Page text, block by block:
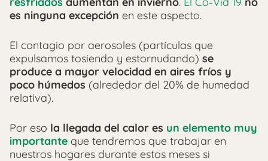
es ninguna excepción en este aspecto.
El contagio por aerosoles (partículas que
expulsamos tosiendo y estornudando) se
produce a mayor velocidad en aires fríos y
poco húmedos (alrededor del 20% de humedad
relativa).
Por eso la llegada del calor es un elemento muy
importante que tendremos que trabajar en
nuestros hogares durante estos meses si